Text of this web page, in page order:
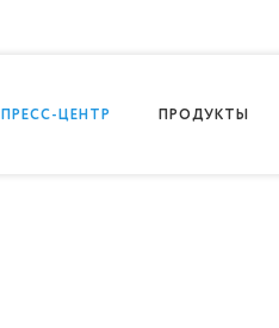
ПРЕСС-ЦЕНТР ПРОДУКТЫ